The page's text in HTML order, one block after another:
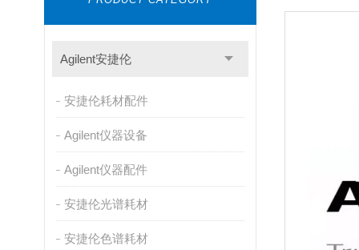
Agilent安捷伦
安捷伦耗材配件
Agilent仪器设备
Agilent仪器配件
安捷伦光谱耗材
安捷伦色谱耗材